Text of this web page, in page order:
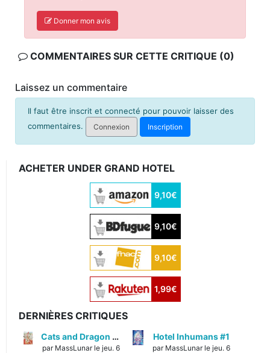
Donner mon avis
COMMENTAIRES SUR CETTE CRITIQUE (0)
Laissez un commentaire
Il faut être inscrit et connecté pour pouvoir laisser des
commentaires.
Connexion Inscription
ACHETER UNDER GRAND HOTEL
9,10€
9,10€
9,10€
1,99€
DERNIÈRES CRITIQUES
Cats and Dragon #3
par MassLunar le jeu. 6
Hotel Inhumans #1
par MassLunar le jeu. 6